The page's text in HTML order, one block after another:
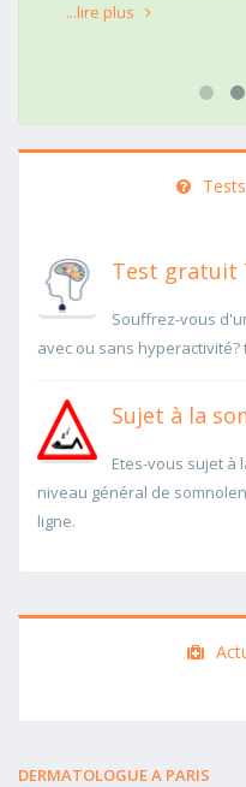
...lire plus
Test gratuit
Souffrez-vous
avec ou sans
Sujet à la
Etes-vous sujet à
niveau général de
ligne.
DERMATOLOGUE A PARIS